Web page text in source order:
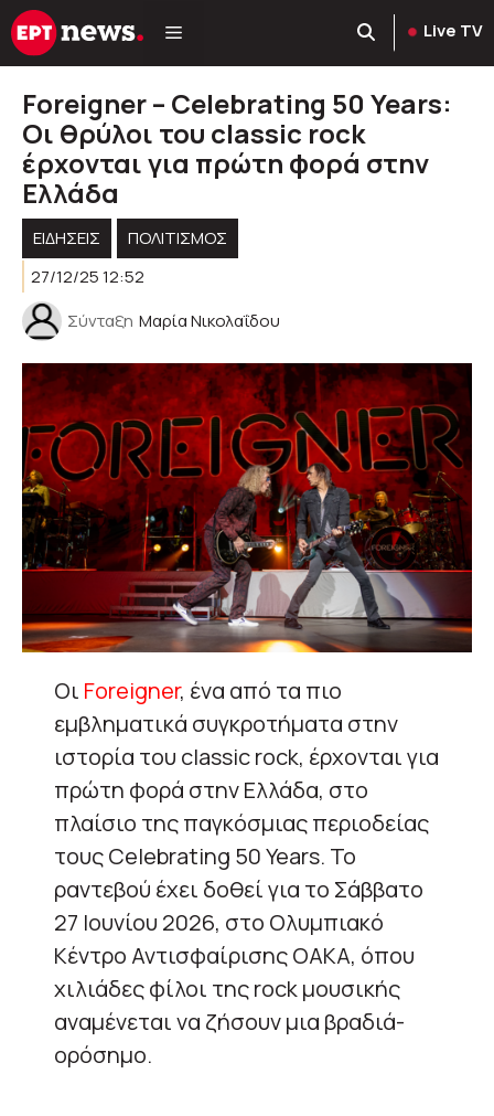
Μετάβαση
σε
Live TV
Foreigner – Celebrating 50 Years:
Οι θρύλοι του classic rock
έρχονται για πρώτη φορά στην
Ελλάδα
ΕΙΔΗΣΕΙΣ
ΠΟΛΙΤΙΣΜΟΣ
27/12/25 12:52
Σύνταξη Μαρία Νικολαΐδου
Οι Foreigner, ένα από τα πιο
εμβληματικά συγκροτήματα στην
ιστορία του classic rock, έρχονται για
πρώτη φορά στην Ελλάδα, στο
πλαίσιο της παγκόσμιας περιοδείας
τους Celebrating 50 Years. Το
ραντεβού έχει δοθεί για το Σάββατο
27 Ιουνίου 2026, στο Ολυμπιακό
Κέντρο Αντισφαίρισης ΟΑΚΑ, όπου
χιλιάδες φίλοι της rock μουσικής
αναμένεται να ζήσουν μια βραδιά-
ορόσημο.